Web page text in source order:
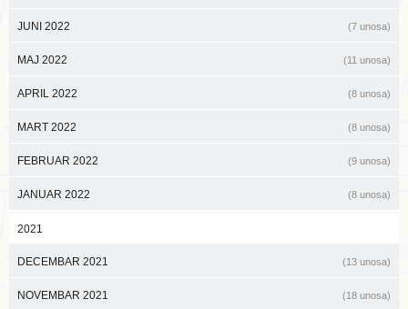
JUNI 2022 (7 unosa)
MAJ 2022 (11 unosa)
APRIL 2022 (8 unosa)
MART 2022 (8 unosa)
FEBRUAR 2022 (9 unosa)
JANUAR 2022 (8 unosa)
2021
DECEMBAR 2021 (13 unosa)
NOVEMBAR 2021 (18 unosa)